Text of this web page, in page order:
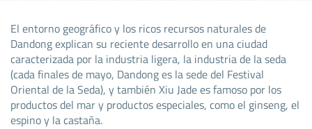
El entorno geográfico y los ricos recursos naturales de
Dandong explican su reciente desarrollo en una ciudad
caracterizada por la industria ligera, la industria de la seda
(cada finales de mayo, Dandong es la sede del Festival
Oriental de la Seda), y también Xiu Jade es famoso por los
productos del mar y productos especiales, como el ginseng, el
espino y la castaña.